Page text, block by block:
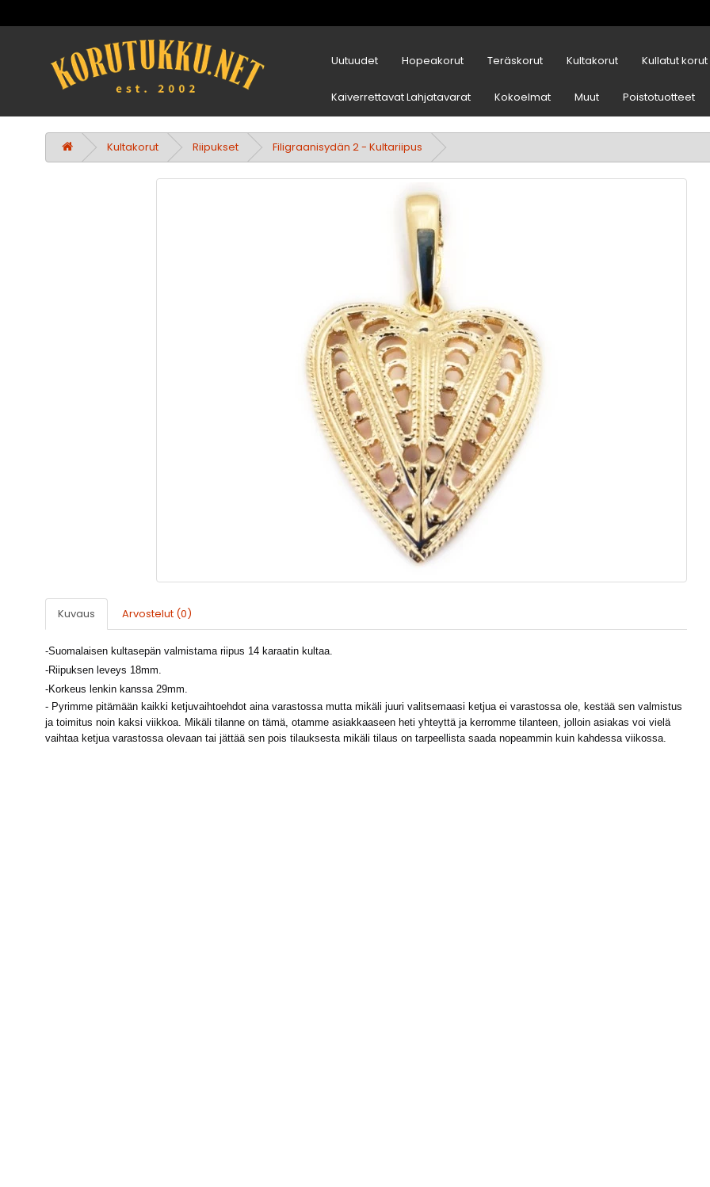
Uutuudet Hopeakorut Teräskorut Kultakorut Kullatut korut
Kaiverrettavat Lahjatavarat Kokoelmat Muut Poistotuotteet
Kultakorut Riipukset Filigraanisydän 2 - Kultariipus
Kuvaus Arvostelut (0)
-Suomalaisen kultasepän valmistama riipus 14 karaatin kultaa.
-Riipuksen leveys 18mm.
-Korkeus lenkin kanssa 29mm.
- Pyrimme pitämään kaikki ketjuvaihtoehdot aina varastossa mutta mikäli juuri valitsemaasi ketjua ei varastossa ole, kestää sen valmistus
ja toimitus noin kaksi viikkoa. Mikäli tilanne on tämä, otamme asiakkaaseen heti yhteyttä ja kerromme tilanteen, jolloin asiakas voi vielä
vaihtaa ketjua varastossa olevaan tai jättää sen pois tilauksesta mikäli tilaus on tarpeellista saada nopeammin kuin kahdessa viikossa.